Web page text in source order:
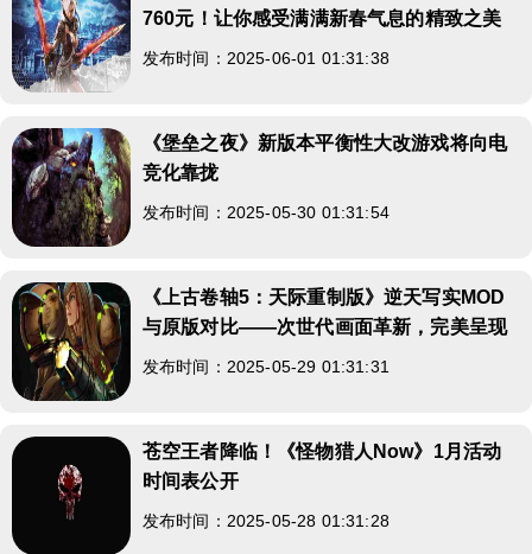
760元！让你感受满满新春气息的精致之美
发布时间：2025-06-01 01:31:38
《堡垒之夜》新版本平衡性大改游戏将向电
竞化靠拢
发布时间：2025-05-30 01:31:54
《上古卷轴5：天际重制版》逆天写实MOD
与原版对比——次世代画面革新，完美呈现
发布时间：2025-05-29 01:31:31
苍空王者降临！《怪物猎人Now》1月活动
时间表公开
发布时间：2025-05-28 01:31:28